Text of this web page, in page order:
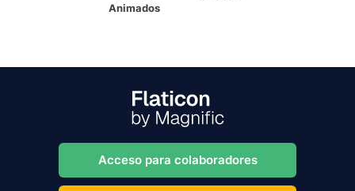
Animados
Acceso para colaboradores